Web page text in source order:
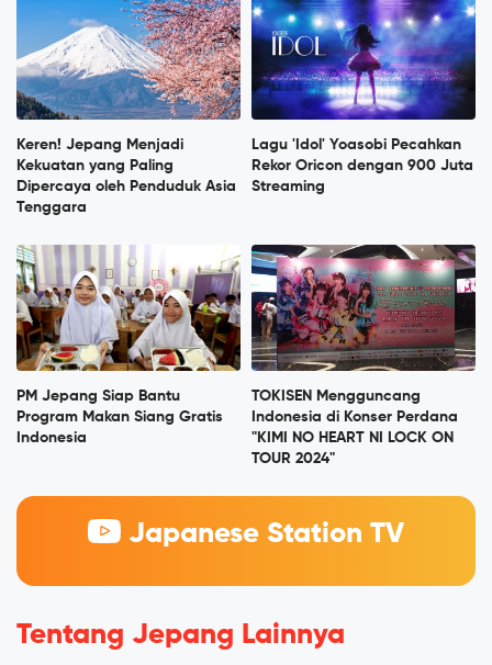
Keren! Jepang Menjadi
Kekuatan yang Paling
Dipercaya oleh Penduduk Asia
Tenggara
Lagu 'Idol' Yoasobi Pecahkan
Rekor Oricon dengan 900 Juta
Streaming
PM Jepang Siap Bantu
Program Makan Siang Gratis
Indonesia
TOKISEN Mengguncang
Indonesia di Konser Perdana
"KIMI NO HEART NI LOCK ON
TOUR 2024"
Japanese Station TV
Tentang Jepang Lainnya